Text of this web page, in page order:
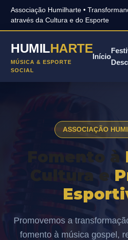
Associação Humilharte •
através da Cultura e do Esporte
HUMILHARTE
MÚSICA & ESPORTE
SOCIAL
Início
ASSOCIAÇÃO
Fomento à
Cultura e
Promovemos a
fomento à música gospel,